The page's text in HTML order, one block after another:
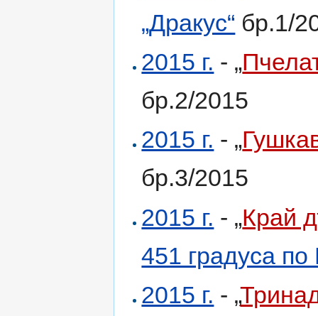
„Дракус“ бр.1/
2015 г. - „
бр.2/2015
2015 г. - „
бр.3/2015
2015 г. - „Край
451 градуса
2015 г. - „